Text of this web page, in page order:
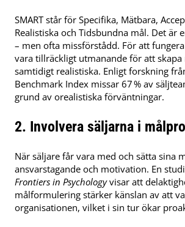
SMART står för Specifika, Mätbara,
Realistiska och Tidsbundna mål. Det är
– men ofta missförstådd. För att
vara tillräckligt utmanande för att
samtidigt realistiska. Enligt forskning
Benchmark Index missar 67 % av
grund av orealistiska förväntningar.
2. Involvera säljarna i
När säljare får vara med och sätta sina
ansvarstagande och motivation. En
Frontiers in Psychologyvisar att
målformulering stärker känslan av att
organisationen, vilket i sin tur ökar